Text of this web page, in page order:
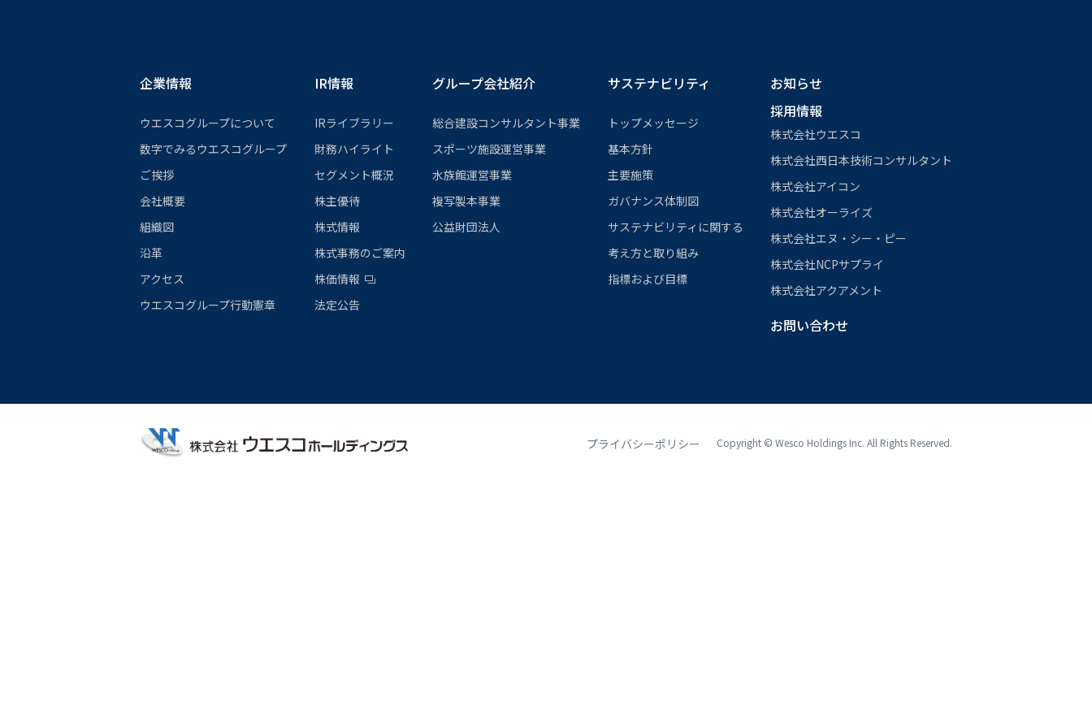
企業情報
ウエスコグループについて
数字でみるウエスコグループ
ご挨拶
会社概要
組織図
沿革
アクセス
ウエスコグループ行動憲章
IR情報
IRライブラリー
財務ハイライト
セグメント概況
株主優待
株式情報
株式事務のご案内
株価情報
法定公告
グループ会社紹介
総合建設コンサルタント事業
スポーツ施設運営事業
⽔族館運営事業
複写製本事業
公益財団法⼈
サステナビリティ
トップメッセージ
基本方針
主要施策
ガバナンス体制図
サステナビリティに関する
考え方と取り組み
指標および目標
お知らせ
採用情報
株式会社ウエスコ
株式会社西日本技術コンサルタント
株式会社アイコン
株式会社オーライズ
株式会社エヌ・シー・ピー
株式会社NCPサプライ
株式会社アクアメント
お問い合わせ
プライバシーポリシー Copyright © Wesco Holdings Inc. All Rights Reserved.